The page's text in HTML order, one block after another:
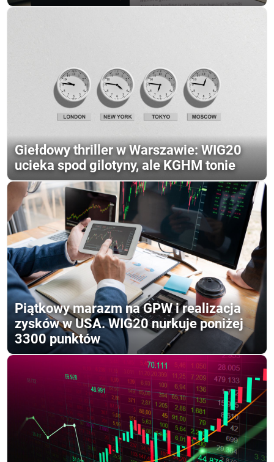
Giełdowy thriller w Warszawie: WIG20
ucieka spod gilotyny, ale KGHM tonie
Piątkowy marazm na GPW i realizacja
zysków w USA. WIG20 nurkuje poniżej
3300 punktów